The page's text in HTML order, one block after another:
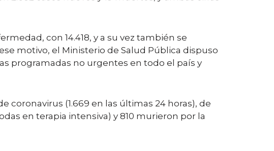
con 14.418, y a su vez también se
motivo, el Ministerio de Salud Pública dispuso
programadas no urgentes en todo el país y
coronavirus (1.669 en las últimas 24 horas), de
en terapia intensiva) y 810 murieron por la